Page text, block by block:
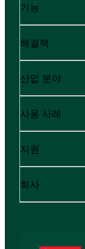
기능
해결책
산업 분야
사용 사례
지원
회사